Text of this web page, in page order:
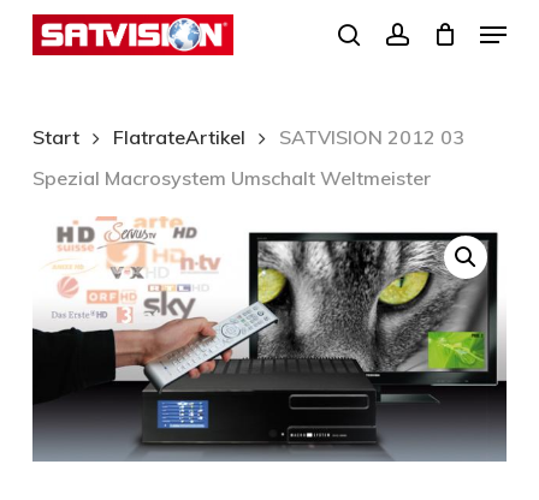
Skip
content
search
Menu
Start FlatrateArtikel
SATVISION 2012 03
Spezial Macrosystem Umschalt Weltmeister